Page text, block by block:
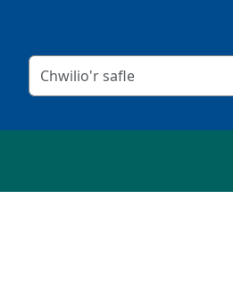
Meini prawf chwilio